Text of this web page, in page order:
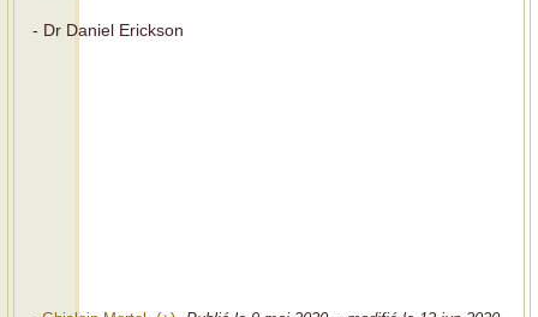
- Dr Daniel Erickson